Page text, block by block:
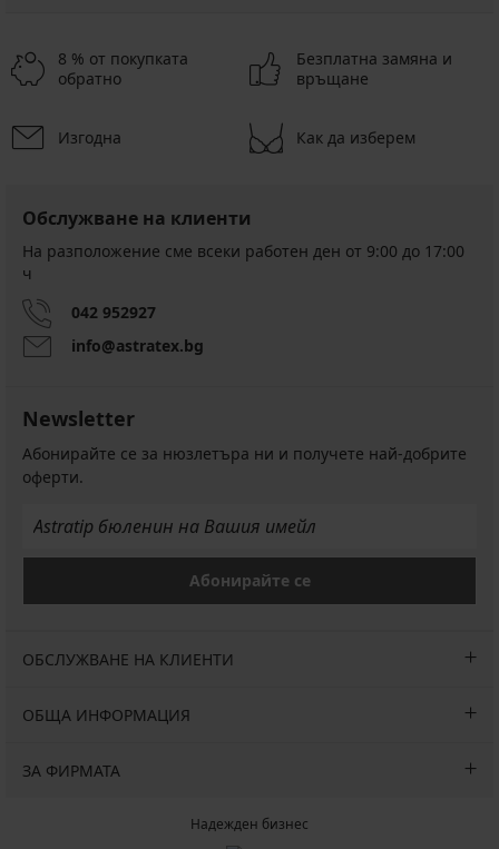
8 % от покупката
обратно
Безплатна замяна и
връщане
Изгодна Как да изберем
Обслужване на клиенти
На разположение сме всеки работен ден от 9:00 до 17:00
ч
042 952927
info@astratex.bg
Newsletter
Абонирайте се за нюзлетъра ни и получете най-добрите
оферти.
Абонирайте се
ОБСЛУЖВАНЕ НА КЛИЕНТИ
ОБЩА ИНФОРМАЦИЯ
ЗА ФИРМАТА
Надежден бизнес